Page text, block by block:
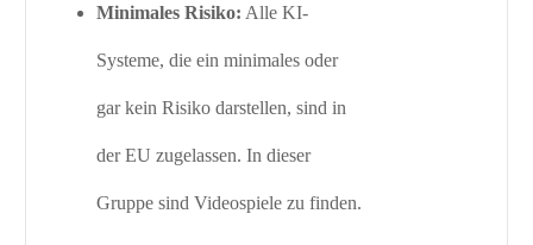
Minimales Risiko: Alle KI-
Systeme, die ein minimales oder
gar kein Risiko darstellen, sind in
der EU zugelassen. In dieser
Gruppe sind Videospiele zu finden.